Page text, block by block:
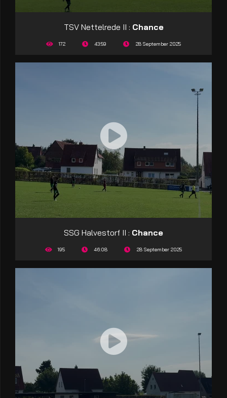
TSV Nettelrede II : Chance
172 43:59 28 September 2025
SSG Halvestorf II : Chance
195 46:08 28 September 2025